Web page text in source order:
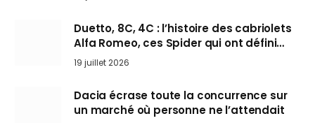
Duetto, 8C, 4C : l’histoire des cabriolets
Alfa Romeo, ces Spider qui ont défini
l’art de rouler cheveux au vent
19 juillet 2026
Dacia écrase toute la concurrence sur
un marché où personne ne l’attendait